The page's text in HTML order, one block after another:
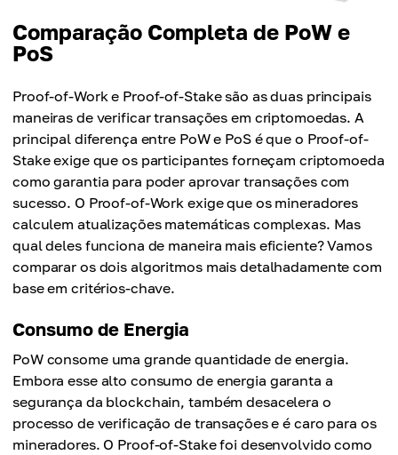
Comparação Completa de PoW e
PoS
Proof-of-Work e Proof-of-Stake são as duas principais
maneiras de verificar transações em criptomoedas. A
principal diferença entre PoW e PoS é que o Proof-of-
Stake exige que os participantes forneçam criptomoeda
como garantia para poder aprovar transações com
sucesso. O Proof-of-Work exige que os mineradores
calculem atualizações matemáticas complexas. Mas
qual deles funciona de maneira mais eficiente? Vamos
comparar os dois algoritmos mais detalhadamente com
base em critérios-chave.
Consumo de Energia
PoW consome uma grande quantidade de energia.
Embora esse alto consumo de energia garanta a
segurança da blockchain, também desacelera o
processo de verificação de transações e é caro para os
mineradores. O Proof-of-Stake foi desenvolvido como